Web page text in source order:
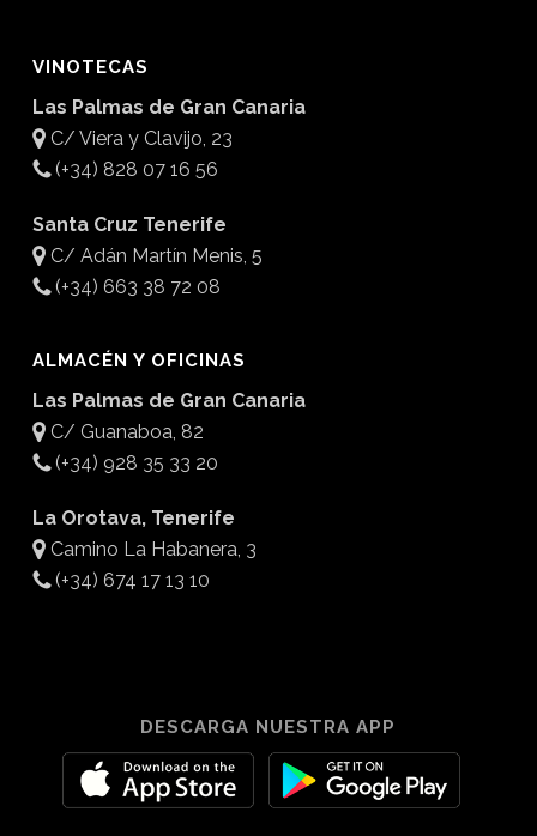
VINOTECAS
Las Palmas de Gran Canaria
C/ Viera y Clavijo, 23
(+34) 828 07 16 56
Santa Cruz Tenerife
C/ Adán Martín Menis, 5
(+34) 663 38 72 08
ALMACÉN Y OFICINAS
Las Palmas de Gran Canaria
C/ Guanaboa, 82
(+34) 928 35 33 20
La Orotava, Tenerife
Camino La Habanera, 3
(+34) 674 17 13 10
DESCARGA NUESTRA APP